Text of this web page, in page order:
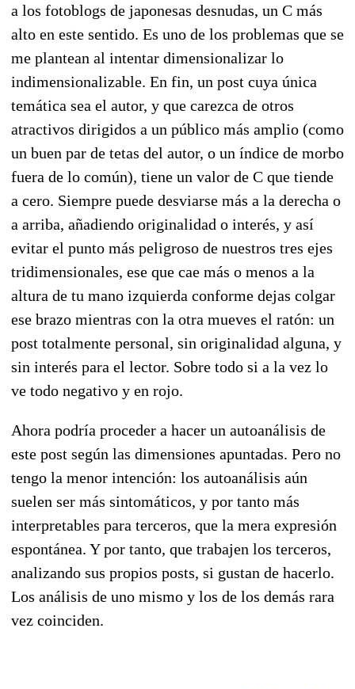
a los fotoblogs de japonesas desnudas, un C más
alto en este sentido. Es uno de los problemas que se
me plantean al intentar dimensionalizar lo
indimensionalizable. En fin, un post cuya única
temática sea el autor, y que carezca de otros
atractivos dirigidos a un público más amplio (como
un buen par de tetas del autor, o un índice de morbo
fuera de lo común), tiene un valor de C que tiende
a cero. Siempre puede desviarse más a la derecha o
a arriba, añadiendo originalidad o interés, y así
evitar el punto más peligroso de nuestros tres ejes
tridimensionales, ese que cae más o menos a la
altura de tu mano izquierda conforme dejas colgar
ese brazo mientras con la otra mueves el ratón: un
post totalmente personal, sin originalidad alguna, y
sin interés para el lector. Sobre todo si a la vez lo
ve todo negativo y en rojo.
Ahora podría proceder a hacer un autoanálisis de
este post según las dimensiones apuntadas. Pero no
tengo la menor intención: los autoanálisis aún
suelen ser más sintomáticos, y por tanto más
interpretables para terceros, que la mera expresión
espontánea. Y por tanto, que trabajen los terceros,
analizando sus propios posts, si gustan de hacerlo.
Los análisis de uno mismo y los de los demás rara
vez coinciden.